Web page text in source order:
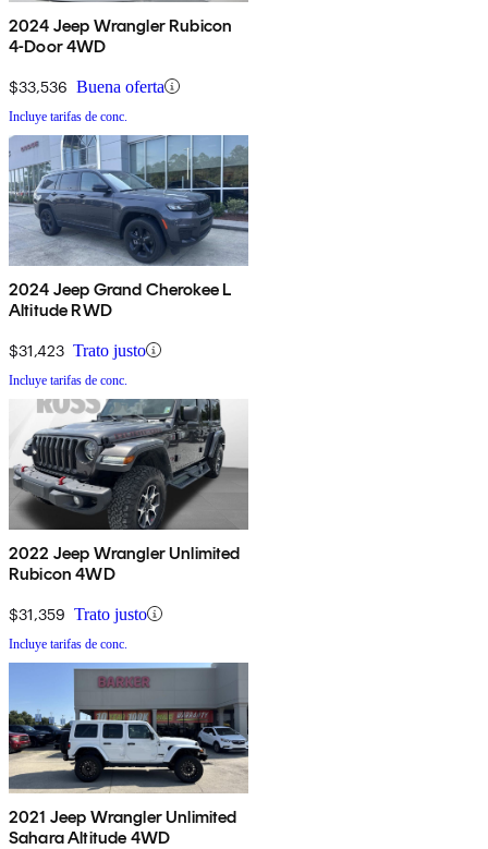
2024 Jeep Wrangler Rubicon
4-Door 4WD
$33,536 Buena oferta
Incluye tarifas de conc.
2024 Jeep Grand Cherokee L
Altitude RWD
$31,423 Trato justo
Incluye tarifas de conc.
2022 Jeep Wrangler Unlimited
Rubicon 4WD
$31,359 Trato justo
Incluye tarifas de conc.
2021 Jeep Wrangler Unlimited
Sahara Altitude 4WD